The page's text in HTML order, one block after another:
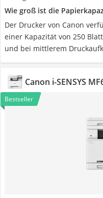
Wie groß ist die
Der Drucker von Canon
einer Kapazität von 250
und bei mittlerem
Canon i-SENSYS
Bestseller